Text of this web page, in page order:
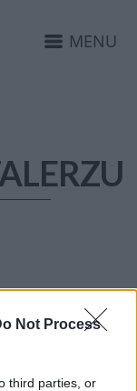
Not Process
third parties, or
MENU